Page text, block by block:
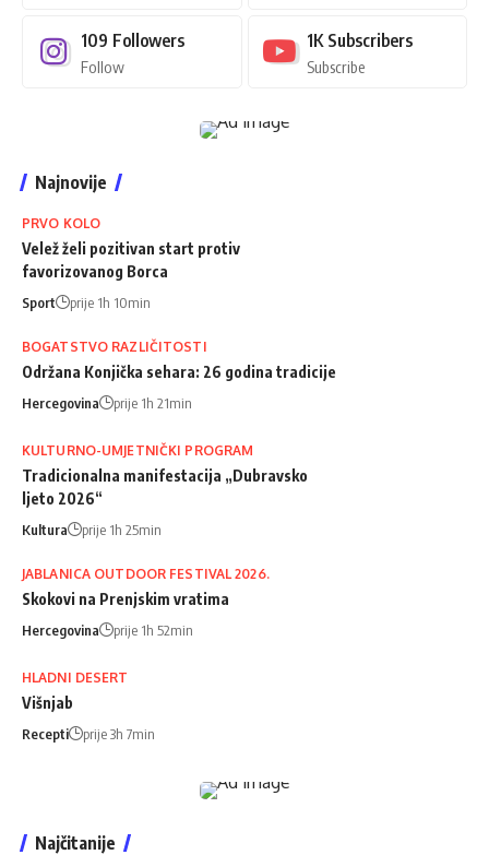
109 Followers
Follow
1K Subscribers
Subscribe
Najnovije
PRVO KOLO
Velež želi pozitivan start protiv
favorizovanog Borca
Sport prije 1h 10min
BOGATSTVO RAZLIČITOSTI
Održana Konjička sehara: 26 godina tradicije
Hercegovina prije 1h 21min
KULTURNO-UMJETNIČKI PROGRAM
Tradicionalna manifestacija „Dubravsko
ljeto 2026“
Kultura prije 1h 25min
JABLANICA OUTDOOR FESTIVAL 2026.
Skokovi na Prenjskim vratima
Hercegovina prije 1h 52min
HLADNI DESERT
Višnjab
Recepti prije 3h 7min
Najčitanije